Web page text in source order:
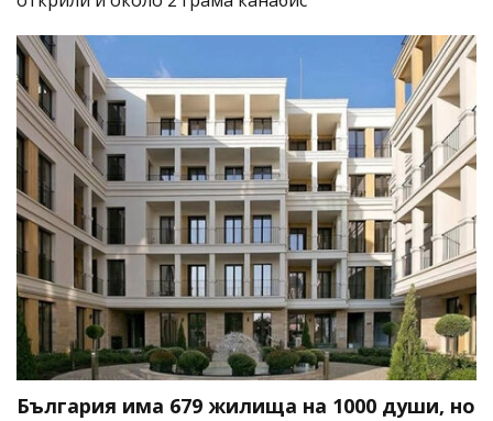
България има 679 жилища на 1000 души, но